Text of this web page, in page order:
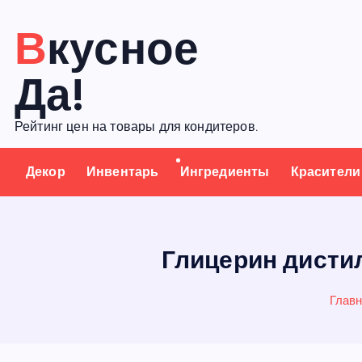
с
Вкусное
Да!
Рейтинг цен на товары для кондитеров.
Декор Инвентарь Ингредиенты Красители
Глицерин